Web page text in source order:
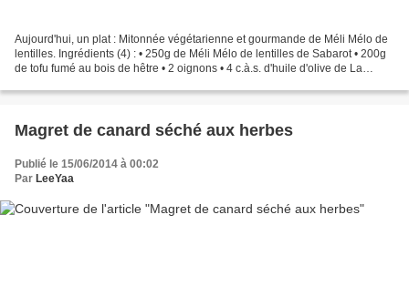
Aujourd'hui, un plat : Mitonnée végétarienne et gourmande de Méli Mélo de
lentilles. Ingrédients (4) : • 250g de Méli Mélo de lentilles de Sabarot • 200g
de tofu fumé au bois de hêtre • 2 oignons • 4 c.à.s. d'huile d'olive de La
Magret de canard séché aux herbes
Publié le 15/06/2014 à 00:02
Par LeeYaa